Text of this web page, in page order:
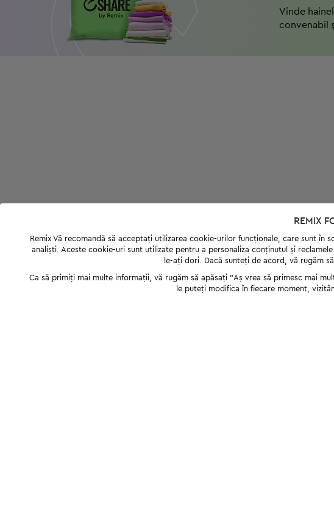
Vinde
convenabil
REMIX
Remix Vă recomandă să acceptați utilizarea cookie-urilor funcționale, care sunt
analiști. Aceste cookie-uri sunt utilizate pentru a personaliza conținutul și
le-ați dori. Dacă sunteți de acord, vă rugăm
Ca să primiți mai multe informații, vă rugăm să apăsați "Аș vrea să primesc mai
le puteți modifica în fiecare moment,